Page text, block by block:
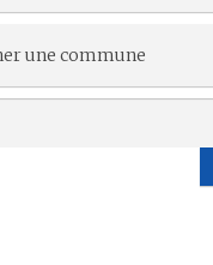
une commune